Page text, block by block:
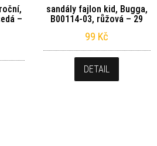
–
sandály fajlon kid, Bugga,
B00114-03, růžová – 29
99 Kč
DETAIL